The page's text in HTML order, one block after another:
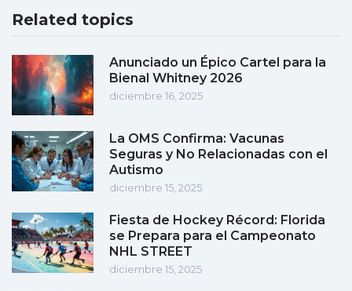
Related topics
Anunciado un Épico Cartel para la
Bienal Whitney 2026
diciembre 16, 2025
La OMS Confirma: Vacunas
Seguras y No Relacionadas con el
Autismo
diciembre 15, 2025
Fiesta de Hockey Récord: Florida
se Prepara para el Campeonato
NHL STREET
diciembre 15, 2025